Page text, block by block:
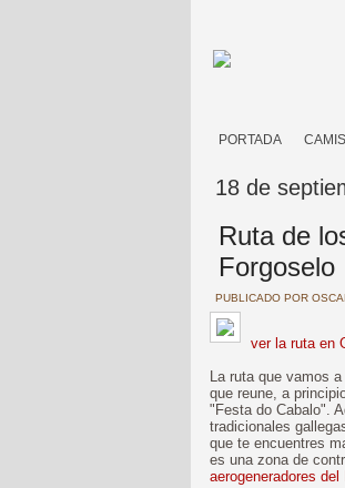
PORTADA
18 de
Ruta de
Forgoselo
PUBLICADO POR
ver la ruta en
La ruta que vamos
que reune, a
"Festa do Cabalo".
tradicionales
que te encuentres
es una zona de
aerogeneradores